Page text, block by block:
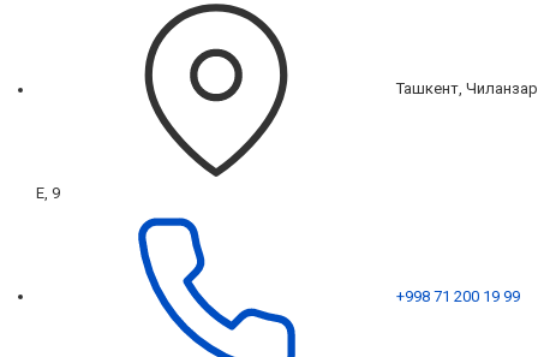
Ташкент, Чиланзар
Е, 9
+998 71 200 19 99